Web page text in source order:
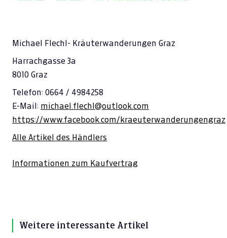
Michael Flechl- Kräuterwanderungen Graz
Harrachgasse 3a
8010 Graz
Telefon: 0664 / 4984258
E-Mail: michael.flechl@outlook.com
https://www.facebook.com/kraeuterwanderungengraz
Alle Artikel des Händlers
Informationen zum Kaufvertrag
Weitere interessante Artikel